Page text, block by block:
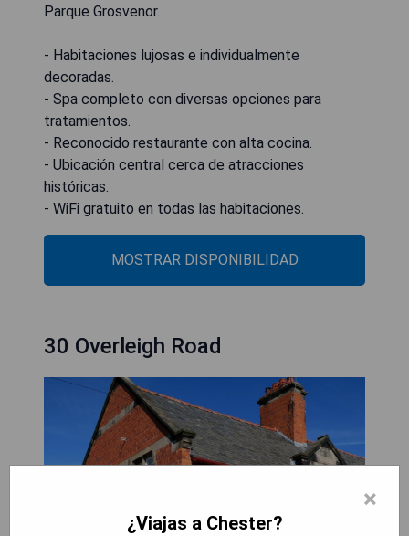
Parque Grosvenor.
- Habitaciones lujosas e individualmente
decoradas.
- Spa completo con diversas opciones para
tratamientos.
- Reconocido restaurante con alta cocina.
- Ubicación central cerca de atracciones
históricas.
- WiFi gratuito en todas las habitaciones.
MOSTRAR DISPONIBILIDAD
30 Overleigh Road
×
¿Viajas a Chester?